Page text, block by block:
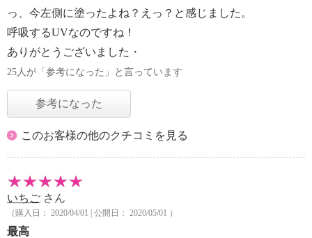
っ、今左側に塗ったよね？えっ？と感じました。
呼吸するUVなのですね！
ありがとうございました・
25人が「参考になった」と言っています
参考になった
このお客様の他のクチコミを見る
いちご さん
（購入日： 2020/04/01 | 公開日： 2020/05/01 ）
最高